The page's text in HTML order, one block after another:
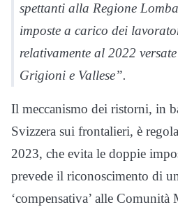
spettanti alla Regione
imposte a carico dei
relativamente al 2022
Grigioni e Vallese”.
Il meccanismo dei ristorni, in
Svizzera sui frontalieri, è
2023, che evita le doppie
prevede il riconoscimento di
‘compensativa’ alle Comunità